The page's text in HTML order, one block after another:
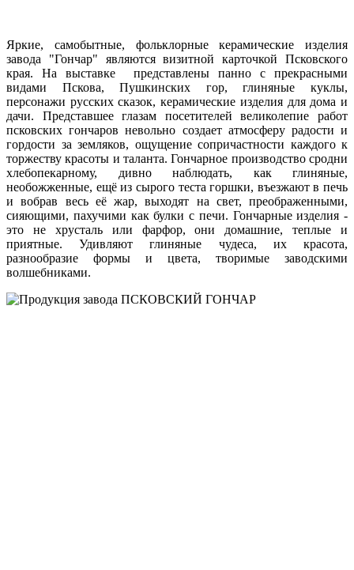
Яркие, самобытные, фольклорные керамические изделия
завода "Гончар" являются визитной карточкой Псковского
края. На выставке представлены панно с прекрасными
видами Пскова, Пушкинских гор, глиняные куклы,
персонажи русских сказок, керамические изделия для дома и
дачи. Представшее глазам посетителей великолепие работ
псковских гончаров невольно создает атмосферу радости и
гордости за земляков, ощущение сопричастности каждого к
торжеству красоты и таланта. Гончарное производство сродни
хлебопекарному, дивно наблюдать, как глиняные,
необожженные, ещё из сырого теста горшки, въезжают в печь
и вобрав весь её жар, выходят на свет, преображенными,
сияющими, пахучими как булки с печи. Гончарные изделия -
это не хрусталь или фарфор, они домашние, теплые и
приятные. Удивляют глиняные чудеса, их красота,
разнообразие формы и цвета, творимые заводскими
волшебниками.